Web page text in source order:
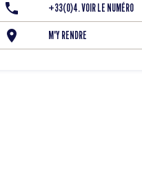
+33(0)4. VOIR LE NUMÉRO
M'Y RENDRE